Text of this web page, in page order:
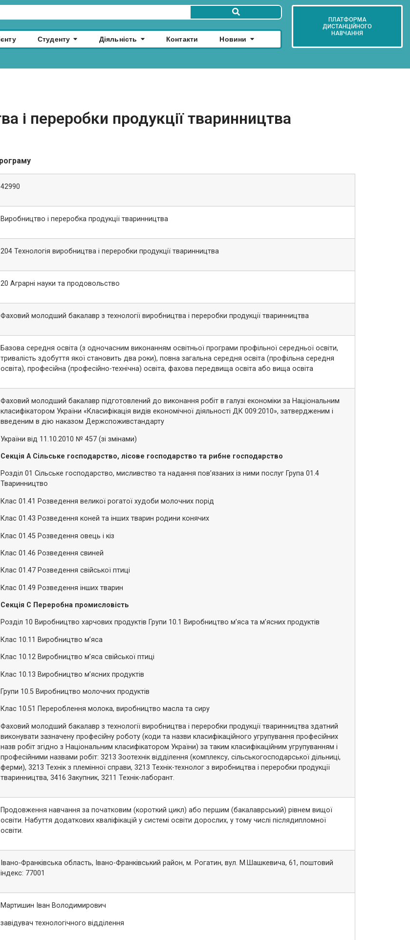
Студенту Діяльність Контакти Новини
ПЛАТФОРМА
ДИСТАНЦІЙНОГО
НАВЧАННЯ
і переробки продукції тваринництва
42990
Виробництво і переробка продукції тваринництва
204 Технологія виробництва і переробки продукції тваринництва
20 Аграрні науки та продовольство
Фаховий молодший бакалавр з технології виробництва і переробки продукції тваринництва
Базова середня освіта (з одночасним виконанням освітньої програми профільної середньої освіти,
тривалість здобуття якої становить два роки), повна загальна середня освіта (профільна середня
освіта), професійна (професійно-технічна) освіта, фахова передвища освіта або вища освіта
Фаховий молодший бакалавр підготовлений до виконання робіт в галузі економіки за Національним
класифікатором України «Класифікація видів економічної діяльності ДК 009:2010», затвердженим і
введеним в дію наказом Держспоживстандарту
України від 11.10.2010 № 457 (зі змінами)
Секція А Сільське господарство, лісове господарство та рибне господарство
Розділ 01 Сільське господарство, мисливство та надання пов’язаних із ними послуг Група 01.4
Тваринництво
Клас 01.41 Розведення великої рогатої худоби молочних порід
Клас 01.43 Розведення коней та інших тварин родини конячих
Клас 01.45 Розведення овець і кіз
Клас 01.46 Розведення свиней
Клас 01.47 Розведення свійської птиці
Клас 01.49 Розведення інших тварин
Секція С Переробна промисловість
Розділ 10 Виробництво харчових продуктів Групи 10.1 Виробництво м’яса та м’ясних продуктів
Клас 10.11 Виробництво м’яса
Клас 10.12 Виробництво м’яса свійської птиці
Клас 10.13 Виробництво м’ясних продуктів
Групи 10.5 Виробництво молочних продуктів
Клас 10.51 Перероблення молока, виробництво масла та сиру
Фаховий молодший бакалавр з технології виробництва і переробки продукції тваринництва здатний
виконувати зазначену професійну роботу (коди та назви класифікаційного угрупування професійних
назв робіт згідно з Національним класифікатором України) за таким класифікаційним угрупуванням і
професійними назвами робіт: 3213 Зоотехнік відділення (комплексу, сільськогосподарської дільниці,
ферми), 3213 Технік з племінної справи, 3213 Технік-технолог з виробництва і переробки продукції
тваринництва, 3416 Закупник, 3211 Технік-лаборант.
Продовження навчання за початковим (короткий цикл) або першим (бакалаврський) рівнем вищої
освіти. Набуття додаткових кваліфікацій у системі освіти дорослих, у тому числі післядипломної
освіти.
Івано-Франківська область, Івано-Франківський район, м. Рогатин, вул. М.Шашкевича, 61, поштовий
індекс: 77001
Мартишин Іван Володимирович
завідувач технологічного відділення